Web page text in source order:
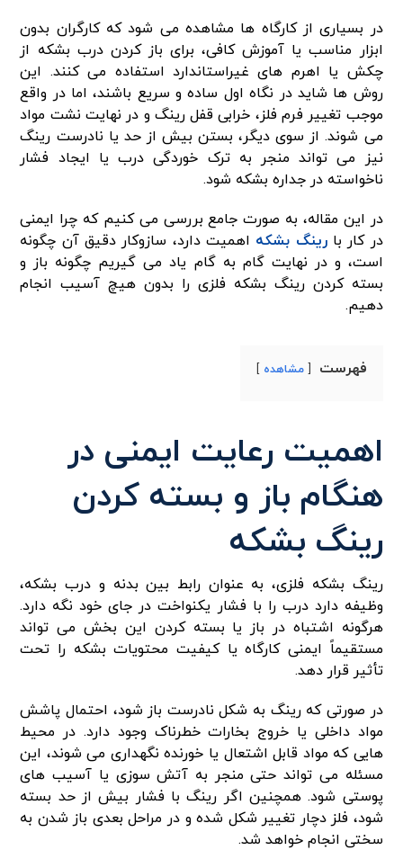
در بسیاری از کارگاه ها مشاهده می شود که کارگران بدون
ابزار مناسب یا آموزش کافی، برای باز کردن درب بشکه از
چکش یا اهرم های غیراستاندارد استفاده می کنند. این
روش ها شاید در نگاه اول ساده و سریع باشند، اما در واقع
موجب تغییر فرم فلز، خرابی قفل رینگ و در نهایت نشت مواد
می شوند. از سوی دیگر، بستن بیش از حد یا نادرست رینگ
نیز می تواند منجر به ترک خوردگی درب یا ایجاد فشار
ناخواسته در جداره بشکه شود.
در این مقاله، به صورت جامع بررسی می کنیم که چرا ایمنی
در کار بارینگ بشکه اهمیت دارد، سازوکار دقیق آن چگونه
است، و در نهایت گام به گام یاد می گیریم چگونه باز و
بسته کردن رینگ بشکه فلزی را بدون هیچ آسیب انجام
دهیم.
فهرست مشاهده
اهمیت رعایت ایمنی در
هنگام باز و بسته کردن
رینگ بشکه
رینگ بشکه فلزی، به عنوان رابط بین بدنه و درب بشکه،
وظیفه دارد درب را با فشار یکنواخت در جای خود نگه دارد.
هرگونه اشتباه در باز یا بسته کردن این بخش می تواند
مستقیماً ایمنی کارگاه یا کیفیت محتویات بشکه را تحت
تأثیر قرار دهد.
در صورتی که رینگ به شکل نادرست باز شود، احتمال پاشش
مواد داخلی یا خروج بخارات خطرناک وجود دارد. در محیط
هایی که مواد قابل اشتعال یا خورنده نگهداری می شوند، این
مسئله می تواند حتی منجر به آتش سوزی یا آسیب های
پوستی شود. همچنین اگر رینگ با فشار بیش از حد بسته
شود، فلز دچار تغییر شکل شده و در مراحل بعدی باز شدن به
سختی انجام خواهد شد.